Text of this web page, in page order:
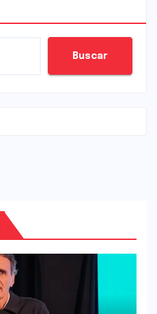
Buscar